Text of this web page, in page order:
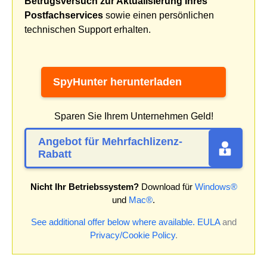
Postfachservices sowie einen persönlichen
technischen Support erhalten.
SpyHunter herunterladen
Sparen Sie Ihrem Unternehmen Geld!
Angebot für Mehrfachlizenz-
Rabatt
Nicht Ihr Betriebssystem?Download für Windows®
und Mac®.
See additional offer below where available. EULAand
Privacy/Cookie Policy.